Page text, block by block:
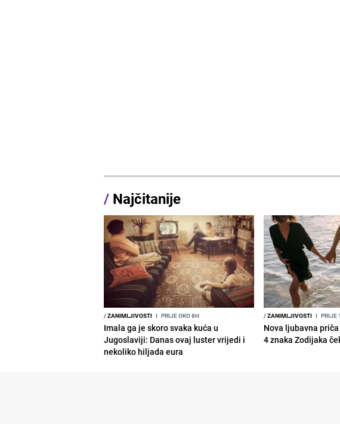
/ Najčitanije
/ZANIMLJIVOSTI I PRIJE OKO 8H
Imala ga je skoro svaka kuća u
Jugoslaviji: Danas ovaj luster vrijedi i
nekoliko hiljada eura
/ZANIMLJIVOSTI I PRIJE
Nova ljubavna
4 znaka Zodijaka